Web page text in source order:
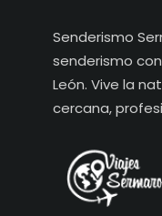
Senderismo
senderismo
León. Vive la
cercana,